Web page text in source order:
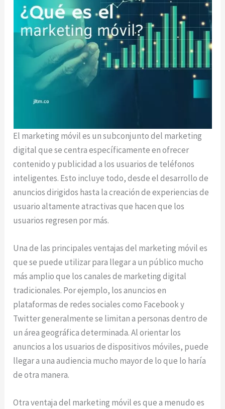
El marketing móvil es un subconjunto del marketing
digital que se centra específicamente en ofrecer
contenido y publicidad a los usuarios de teléfonos
inteligentes. Esto incluye todo, desde el desarrollo de
anuncios dirigidos hasta la creación de experiencias de
usuario altamente atractivas que hacen que los
usuarios regresen por más.
Una de las principales ventajas del marketing móvil es
que se puede utilizar para llegar a un público mucho
más amplio que los canales de marketing digital
tradicionales. Por ejemplo, los anuncios en
plataformas de redes sociales como Facebook y
Twitter generalmente se limitan a personas dentro de
un área geográfica determinada. Al orientar los
anuncios a los usuarios de dispositivos móviles, puede
llegar a una audiencia mucho mayor de lo que lo haría
de otra manera.
Otra ventaja del marketing móvil es que a menudo es